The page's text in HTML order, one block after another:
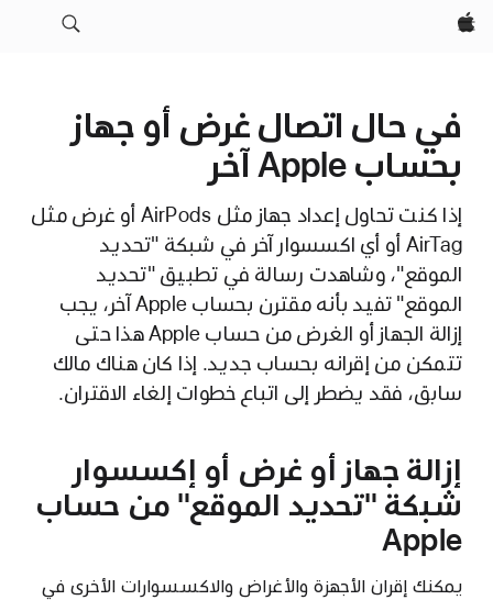
Apple‏
في حال اتصال غرض أو جهاز
بحساب Apple آخر
إذا كنت تحاول إعداد جهاز مثل AirPods أو غرض مثل
AirTag أو أي اكسسوار آخر في شبكة "تحديد
الموقع"، وشاهدت رسالة في تطبيق "تحديد
الموقع" تفيد بأنه مقترن بحساب Apple آخر، يجب
إزالة الجهاز أو الغرض من حساب Apple هذا حتى
تتمكن من إقرانه بحساب جديد. إذا كان هناك مالك
سابق، فقد يضطر إلى اتباع خطوات إلغاء الاقتران.
إزالة جهاز أو غرض أو إكسسوار
شبكة "تحديد الموقع" من حساب
Apple
يمكنك إقران الأجهزة والأغراض والاكسسوارات الأخرى في